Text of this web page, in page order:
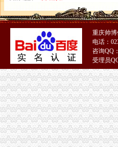
重庆水泵厂有限责任公司卧式数控车
什邡之窗--农田灌溉取水设备询价采购
*ST珠峰：发行股份购买资产并募集
河南桐柏无证企业采铁矿执法人员被
河南桐柏无证企业采铁矿执法人员被
延长油田股份有限公司定边采油厂维
市民热线典型事例选编市市民热线管
延长油田股份有限公司七里村采油厂
主斜井井口房、加热室及变电所工程
中国石油化工股份有限公司西南油气
井口办税务登记证
《三晋都市报驻地派记者在行动》高
河南桐柏无证企业采铁矿执法人员
重庆帅
电话：
咨询QQ
受理员
51La